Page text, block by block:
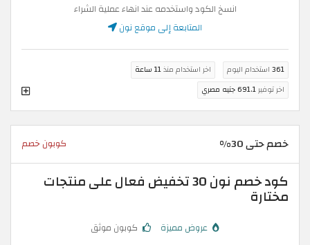
انسخ الكود واستخدمه عند انهاء عملية الشراء
المتابعة إلى موقع نون
361 استخدام اليوم اخر استخدام منذ11 ساعة
اخر توفير691.1 جنيه مصري
خصم حتى 30% كوبون خصم
كود خصم نون 30 تخفيض فعال على منتجات
مختارة
عروض مميزة كوبون موثق